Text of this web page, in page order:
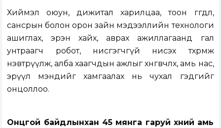
Хиймэл оюун, дижитал харилцаа, тоон өгөгдөл,
сансрын болон орон зайн мэдээллийн технологи
ашиглах, эрэн хайх, аврах ажиллагаанд гал
унтраагч робот, нисгэгчгүй нисэх төхөөрөмж
нэвтрүүлж, алба хаагчдын ажлыг хөнгөвчлөх, амь нас,
эрүүл мэндийг хамгаалах нь чухал гэдгийг
онцоллоо.
Онцгой байдлынхан 45 мянга гаруй хүний амь